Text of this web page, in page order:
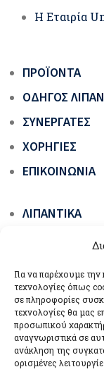
Για να παρέχουμε
τεχνολογίες όπως
σε πληροφορίες
τεχνολογίες θα μας
προσωπικού
αναγνωριστικά σε
ανάκληση της
ορισμένες
Η Εταιρία
ΠΡΟΪΌΝΤΑ
ΟΔΗΓΌΣ
ΣΥΝΕΡΓΆΤΕΣ
ΧΟΡΗΓΊΕΣ
ΕΠΙΚΟΙΝΩΝΊΑ
ΛΙΠΑΝΤΙΚΆ
ΓΡΆΣΑ
ΤΕΧΝΟΛΟΓΊΑΣ
ΣΥΣΚΕΥΈΣ